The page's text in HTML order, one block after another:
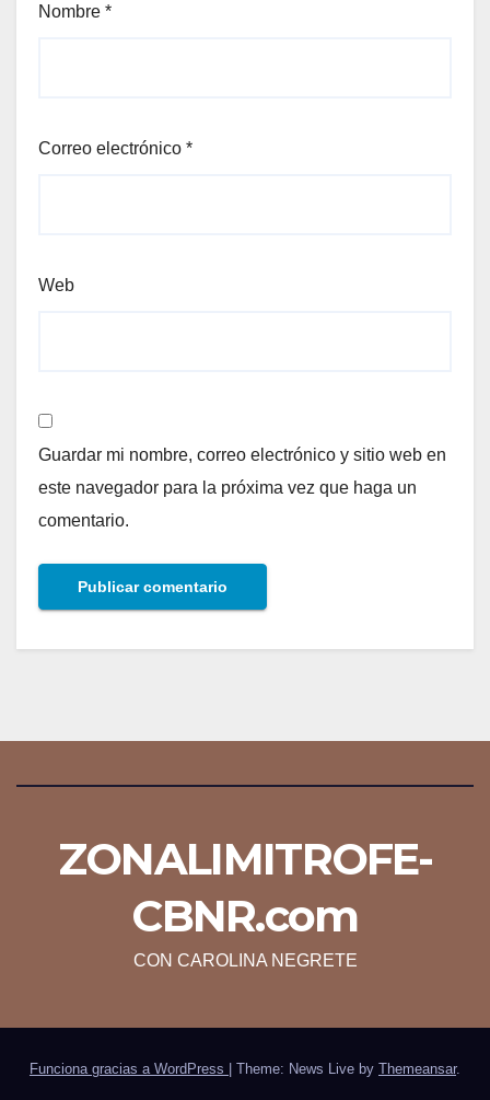
Nombre *
Correo electrónico *
Web
Guardar mi nombre, correo electrónico y sitio web en
este navegador para la próxima vez que haga un
comentario.
ZONALIMITROFE-
CBNR.com
CON CAROLINA NEGRETE
Funciona gracias a WordPress Theme: News Live by Themeansar.